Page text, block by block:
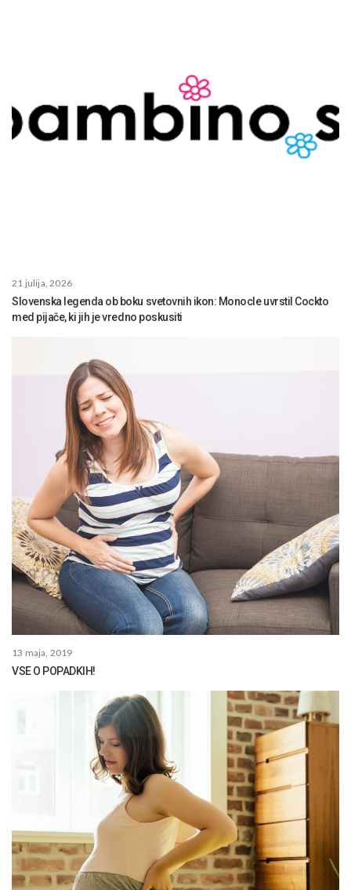
21 julija, 2026
Slovenska legenda ob boku svetovnih ikon: Monocle uvrstil Cockto
med pijače, ki jih je vredno poskusiti
13 maja, 2019
VSE O POPADKIH!